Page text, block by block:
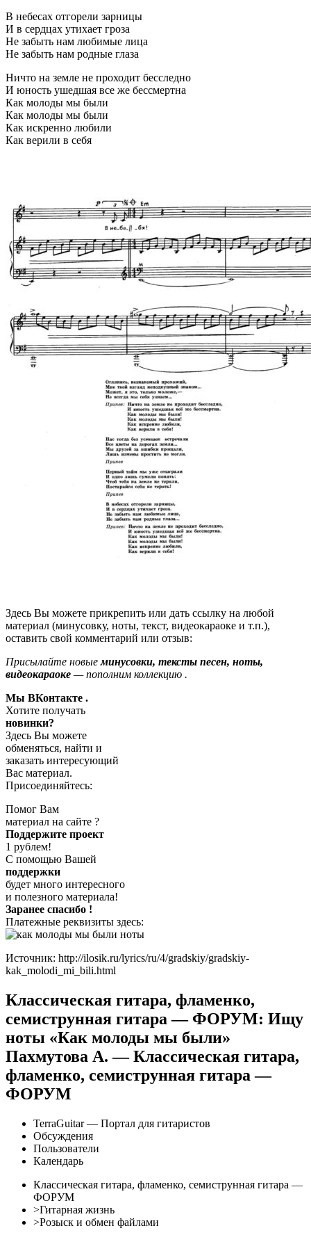
В небесах отгорели зарницы
И в сердцах утихает гроза
Не забыть нам любимые лица
Не забыть нам родные глаза
Ничто на земле не проходит бесследно
И юность ушедшая все же бессмертна
Как молоды мы были
Как молоды мы были
Как искренно любили
Как верили в себя
Здесь Вы можете прикрепить или дать ссылку на любой
материал (минусовку, ноты, текст, видеокараоке и т.п.),
оставить свой комментарий или отзыв:
Присылайте новыеминусовки, тексты песен, ноты,
видеокараоке — пополним коллекцию .
Мы ВКонтакте .
Хотите получать
новинки?
Здесь Вы можете
обменяться, найти и
заказать интересующий
Вас материал.
Присоединяйтесь:
Помог Вам
материал на сайте ?
Поддержите проект
1 рублем!
С помощью Вашей
поддержки
будет много интересного
и полезного материала!
Заранее спасибо !
Платежные реквизиты здесь:
Источник: http://ilosik.ru/lyrics/ru/4/gradskiy/gradskiy-
kak_molodi_mi_bili.html
Классическая гитара, фламенко,
семиструнная гитара — ФОРУМ: Ищу
ноты «Как молоды мы были»
Пахмутова А. — Классическая гитара,
фламенко, семиструнная гитара —
ФОРУМ
TerraGuitar — Портал для гитаристов
Обсуждения
Пользователи
Календарь
Классическая гитара, фламенко, семиструнная гитара —
ФОРУМ
>Гитарная жизнь
>Розыск и обмен файлами